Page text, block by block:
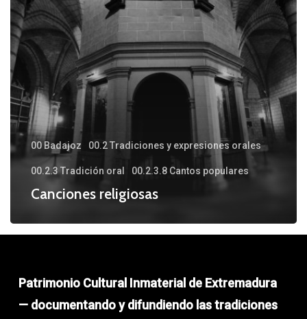
00 Badajoz 00.2 Tradiciones y expresiones orales
00.2.3 Tradición oral 00.2.3.8 Cantos populares
Canciones religiosas
Patrimonio Cultural Inmaterial de Extremadura
— documentando y difundiendo las tradiciones